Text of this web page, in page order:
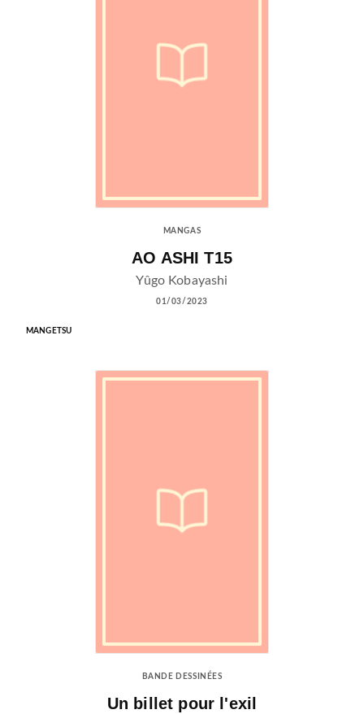
MANGAS
AO ASHI T15
Yûgo Kobayashi
01/03/2023
MANGETSU
BANDE DESSINÉES
Un billet pour l'exil